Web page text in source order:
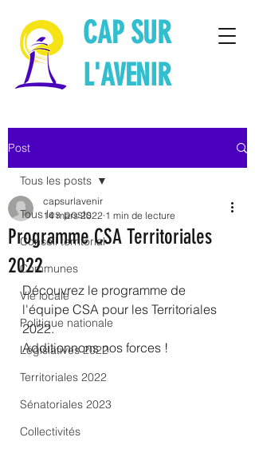
CAP SUR
L'AVENIR
Post
Tous les posts
Conseil territorial
Communes
Vie locale
Politique nationale
Législatives 2022
Territoriales 2022
Sénatoriales 2023
Collectivités
Tous les posts
Programme CSA Territoriales
2022
capsurlavenir
14 mars 2022 1 min de lecture
Découvrez le programme de
l'équipe CSA pour les Territoriales
2022.
Additionnons nos forces !